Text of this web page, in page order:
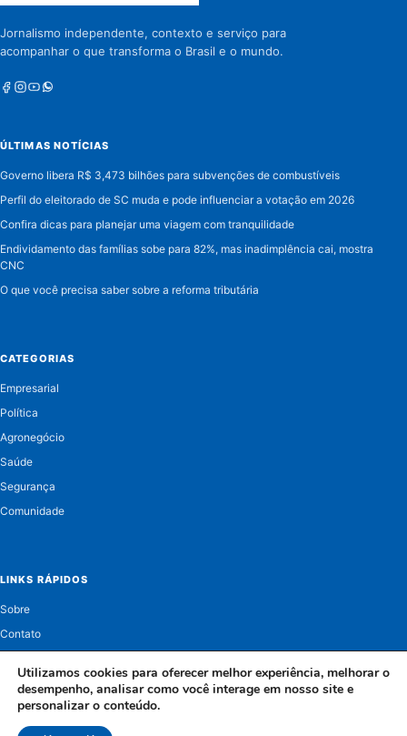
Jornalismo independente, contexto e serviço para
acompanhar o que transforma o Brasil e o mundo.
Facebook
Instagram
Youtube
Whatsapp
ÚLTIMAS NOTÍCIAS
Governo libera R$ 3,473 bilhões para subvenções de combustíveis
Perfil do eleitorado de SC muda e pode influenciar a votação em 2026
Confira dicas para planejar uma viagem com tranquilidade
Endividamento das famílias sobe para 82%, mas inadimplência cai, mostra
CNC
O que você precisa saber sobre a reforma tributária
CATEGORIAS
Empresarial
Política
Agronegócio
Saúde
Segurança
Comunidade
LINKS RÁPIDOS
Sobre
Contato
Utilizamos cookies para oferecer melhor experiência, melhorar o
desempenho, analisar como você interage em nosso site e
personalizar o conteúdo.